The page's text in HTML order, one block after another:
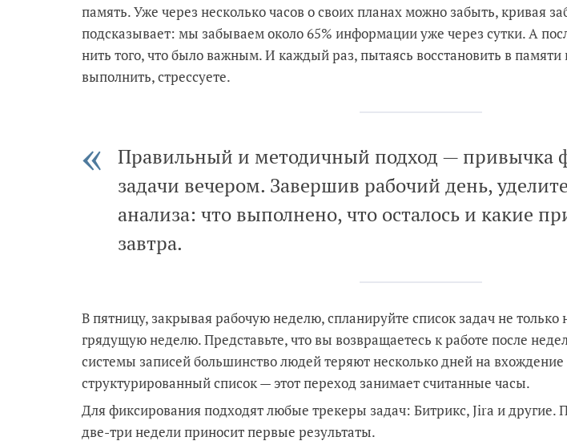
память. Уже через несколько часов о своих планах можно забыть, кривая
подсказывает: мы забываем около 65% информации уже через сутки. А
нить того, что было важным. И каждый раз, пытаясь восстановить в памяти
выполнить, стрессуете.
Правильный и методичный подход — привычка
задачи вечером. Завершив рабочий день,
анализа: что выполнено, что осталось и какие
завтра.
В пятницу, закрывая рабочую неделю, спланируйте список задач не
грядущую неделю. Представьте, что вы возвращаетесь к работе после
системы записей большинство людей теряют несколько дней на вхождение
структурированный список — этот переход занимает считанные часы.
Для фиксирования подходят любые трекеры задач: Битрикс, Jira и другие.
две-три недели приносит первые результаты.